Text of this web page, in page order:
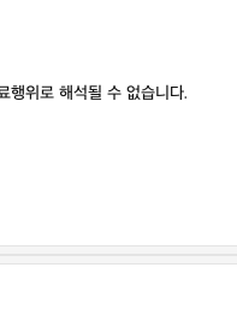
행위로 해석될 수 없습니다.